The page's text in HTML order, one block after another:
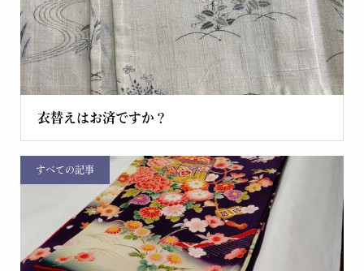
衣替えはお済ですか？
すべての記事